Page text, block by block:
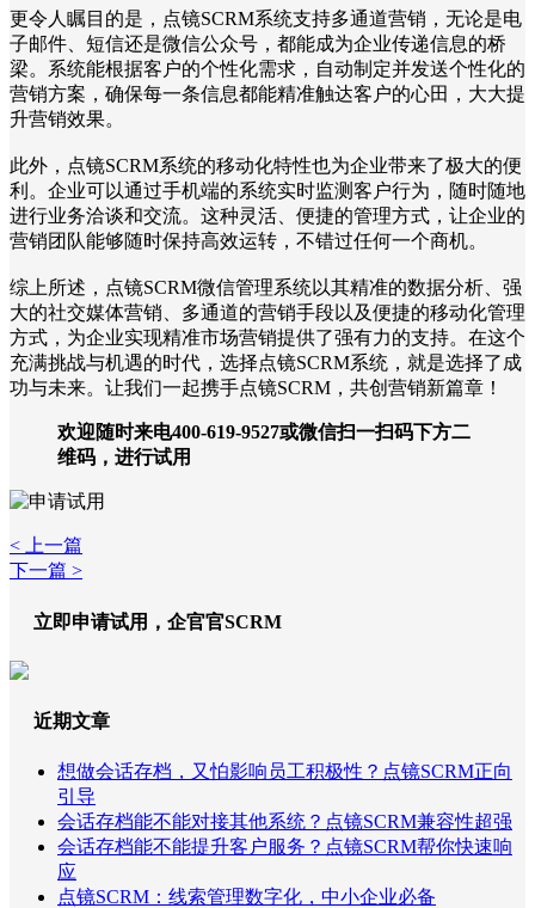
更令人瞩目的是，点镜SCRM系统支持多通道营销，无论是电
子邮件、短信还是微信公众号，都能成为企业传递信息的桥
梁。系统能根据客户的个性化需求，自动制定并发送个性化的
营销方案，确保每一条信息都能精准触达客户的心田，大大提
升营销效果。
此外，点镜SCRM系统的移动化特性也为企业带来了极大的便
利。企业可以通过手机端的系统实时监测客户行为，随时随地
进行业务洽谈和交流。这种灵活、便捷的管理方式，让企业的
营销团队能够随时保持高效运转，不错过任何一个商机。
综上所述，点镜SCRM微信管理系统以其精准的数据分析、强
大的社交媒体营销、多通道的营销手段以及便捷的移动化管理
方式，为企业实现精准市场营销提供了强有力的支持。在这个
充满挑战与机遇的时代，选择点镜SCRM系统，就是选择了成
功与未来。让我们一起携手点镜SCRM，共创营销新篇章！
欢迎随时来电400-619-9527或微信扫一扫码下方二
维码，进行试用
< 上一篇
下一篇 >
立即申请试用，企官官SCRM
近期文章
想做会话存档，又怕影响员工积极性？点镜SCRM正向
引导
会话存档能不能对接其他系统？点镜SCRM兼容性超强
会话存档能不能提升客户服务？点镜SCRM帮你快速响
应
点镜SCRM：线索管理数字化，中小企业必备